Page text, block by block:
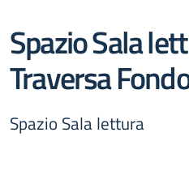
Spazio Sala
Traversa
Spazio Sala lettura